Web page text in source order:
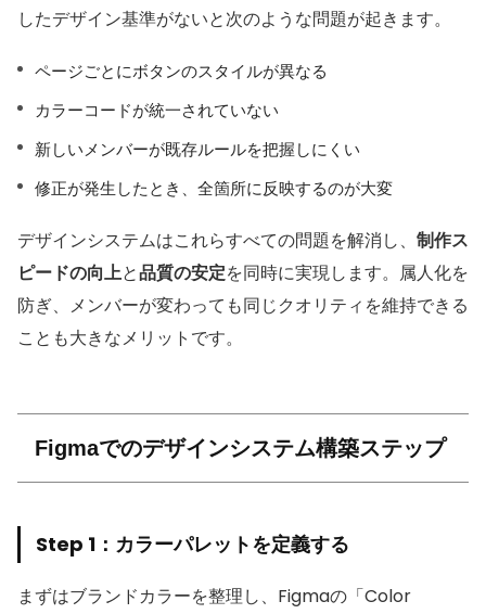
したデザイン基準がないと次のような問題が起きます。
ページごとにボタンのスタイルが異なる
カラーコードが統一されていない
新しいメンバーが既存ルールを把握しにくい
修正が発生したとき、全箇所に反映するのが大変
デザインシステムはこれらすべての問題を解消し、 制作ス
ピードの向上と品質の安定を同時に実現します。属人化を
防ぎ、メンバーが変わっても同じクオリティを維持できる
ことも大きなメリットです。
Figmaでのデザインシステム構築ステップ
Step 1：カラーパレットを定義する
まずはブランドカラーを整理し、Figmaの「Color